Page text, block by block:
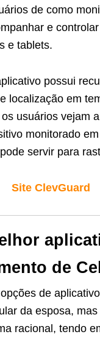
de como
e
e tablets.
possui
localização em
usuários vejam
monitorado
servir para
Site ClevGuard
de
de
da esposa,
racional, tendo